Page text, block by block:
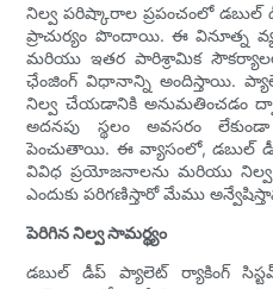
నిల్వ పరిష్కారాల ప్రపంచంలో డబుల్
ప్రాచుర్యం పొందాయి. ఈ వినూత్న
మరియు ఇతర పారిశ్రామిక
ఛేంజింగ్ విధానాన్ని అందిస్తాయి.
నిల్వ చేయడానికి అనుమతించడం
అదనపు స్థలం అవసరం
పెంచుతాయి. ఈ వ్యాసంలో, డబుల్
వివిధ ప్రయోజనాలను మరియు
ఎందుకు పరిగణిస్తారో మేము
పెరిగిన నిల్వ సామర్థ్యం
డబుల్ డీప్ ప్యాలెట్ ర్యాకింగ్